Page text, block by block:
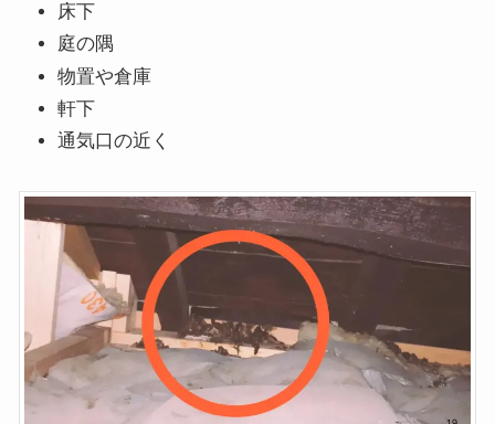
床下
庭の隅
物置や倉庫
軒下
通気口の近く